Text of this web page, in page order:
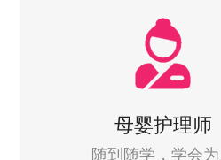
母婴护理师
随到随学，学会为